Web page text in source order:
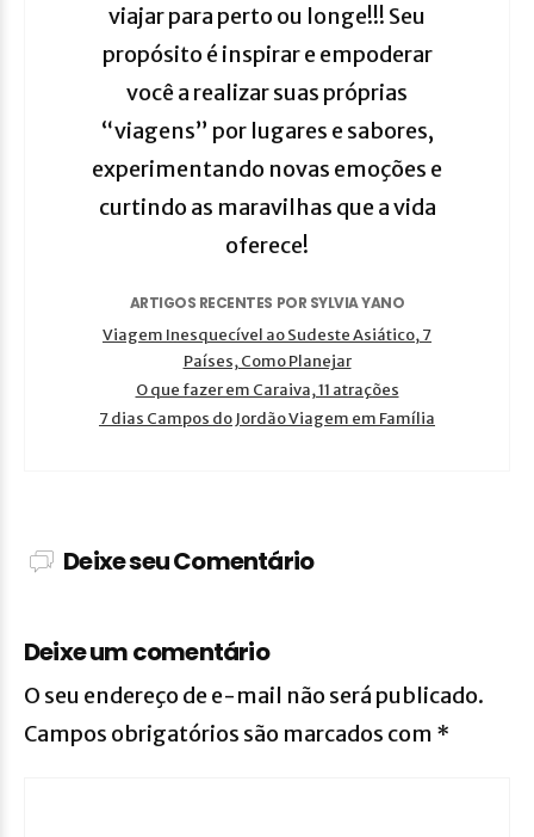
viajar para perto ou longe!!! Seu
propósito é inspirar e empoderar
você a realizar suas próprias
“viagens” por lugares e sabores,
experimentando novas emoções e
curtindo as maravilhas que a vida
oferece!
ARTIGOS RECENTES POR SYLVIA YANO
Viagem Inesquecível ao Sudeste Asiático, 7
Países, Como Planejar
O que fazer em Caraiva, 11 atrações
7 dias Campos do Jordão Viagem em Família
Deixe seu Comentário
Deixe um comentário
O seu endereço de e-mail não será publicado.
Campos obrigatórios são marcados com *